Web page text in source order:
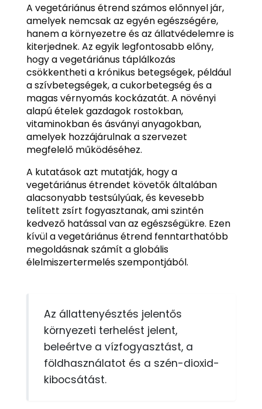
A vegetáriánus étrend számos előnnyel jár,
amelyek nemcsak az egyén egészségére,
hanem a környezetre és az állatvédelemre is
kiterjednek. Az egyik legfontosabb előny,
hogy a vegetáriánus táplálkozás
csökkentheti a krónikus betegségek, például
a szívbetegségek, a cukorbetegség és a
magas vérnyomás kockázatát. A növényi
alapú ételek gazdagok rostokban,
vitaminokban és ásványi anyagokban,
amelyek hozzájárulnak a szervezet
megfelelő működéséhez.
A kutatások azt mutatják, hogy a
vegetáriánus étrendet követők általában
alacsonyabb testsúlyúak, és kevesebb
telített zsírt fogyasztanak, ami szintén
kedvező hatással van az egészségükre. Ezen
kívül a vegetáriánus étrend fenntarthatóbb
megoldásnak számít a globális
élelmiszertermelés szempontjából.
Az állattenyésztés jelentős
környezeti terhelést jelent,
beleértve a vízfogyasztást, a
földhasználatot és a szén-dioxid-
kibocsátást.